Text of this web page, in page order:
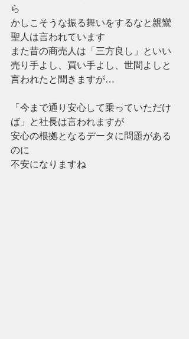
ら
かしこそうな振る舞いをするなと親鸞
聖人は言われています
また昔の商売人は「三方良し」といい
売り手よし、買い手よし、世間よしと
言われたと聞きますが…
「今まで通り安心して乗っていただけ
ば」と社長は言われますが
安心の根拠となるデータに問題がある
のに
不安になりますね